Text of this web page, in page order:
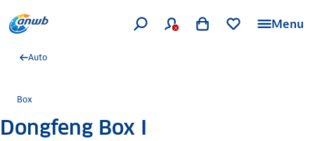
Menu
Auto
Box
Dongfeng Box I